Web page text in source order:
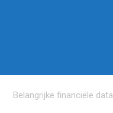
Belangrijke financiële data